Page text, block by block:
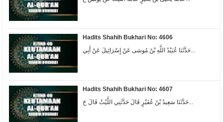
Hadits Shahih Bukhari No: 4606
حَدَّثَنَا عُبَيْدُ اللَّهِ بْنُ مُوسَى عَنْ إِسْرَائِيلَ عَنْ أَبِي...
Hadits Shahih Bukhari No: 4607
حَدَّثَنَا سَعِيدُ بْنُ عُفَيْرٍ قَالَ حَدَّثَنِي اللَّيْثُ قَالَ حَ...